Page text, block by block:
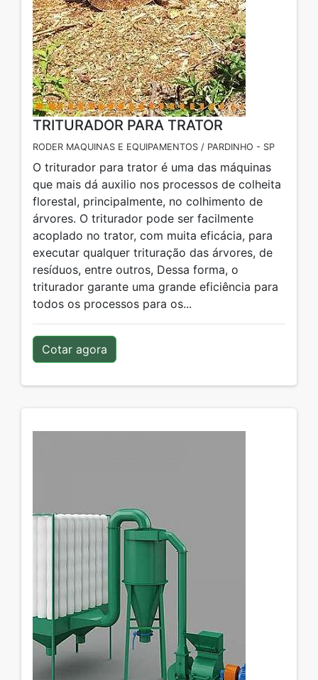
TRITURADOR PARA TRATOR
RODER MAQUINAS E EQUIPAMENTOS / PARDINHO - SP
O triturador para trator é uma das máquinas
que mais dá auxilio nos processos de colheita
florestal, principalmente, no colhimento de
árvores. O triturador pode ser facilmente
acoplado no trator, com muita eficácia, para
executar qualquer trituração das árvores, de
resíduos, entre outros, Dessa forma, o
triturador garante uma grande eficiência para
todos os processos para os...
Cotar agora